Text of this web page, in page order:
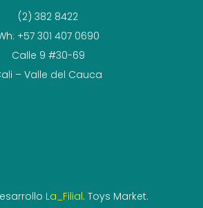
(2) 382 8422
+57 301 407 0690
Calle 9 #30-69
– Valle del Cauca
La_Filial. Toys Market.